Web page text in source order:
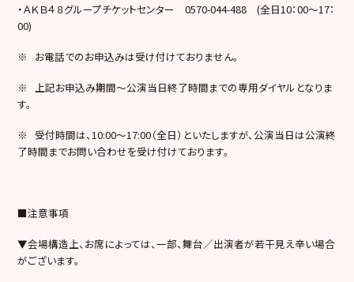
・ＡＫＢ４８グループチケットセンター 0570-044-488 (全日10：00～17：
00)
※ お電話でのお申込みは受け付けておりません。
※ 上記お申込み期間～公演当日終了時間までの専用ダイヤルとなりま
す。
※ 受付時間は、10:00～17:00（全日）といたしますが、公演当日は公演終
了時間までお問い合わせを受け付けております。
■注意事項
▼会場構造上、お席によっては、一部、舞台／出演者が若干見え辛い場合
がございます。